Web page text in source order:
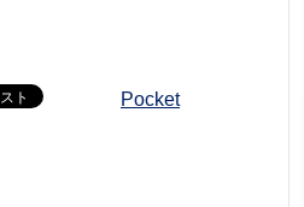
Pocket